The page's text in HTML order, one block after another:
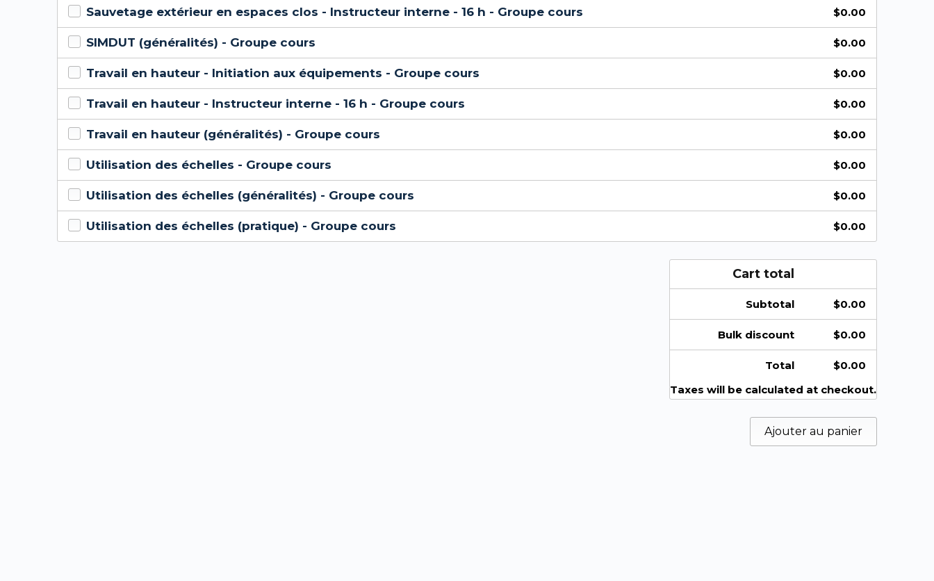
Sauvetage extérieur en espaces clos - Instructeur interne - 16 h - Groupe cours $0.00
SIMDUT (généralités) - Groupe cours $0.00
Travail en hauteur - Initiation aux équipements - Groupe cours $0.00
Travail en hauteur - Instructeur interne - 16 h - Groupe cours $0.00
Travail en hauteur (généralités) - Groupe cours $0.00
Utilisation des échelles - Groupe cours $0.00
Utilisation des échelles (généralités) - Groupe cours $0.00
Utilisation des échelles (pratique) - Groupe cours $0.00
Cart total
Subtotal $0.00
Bulk discount $0.00
Total $0.00
Taxes will be calculated at checkout.
Ajouter au panier